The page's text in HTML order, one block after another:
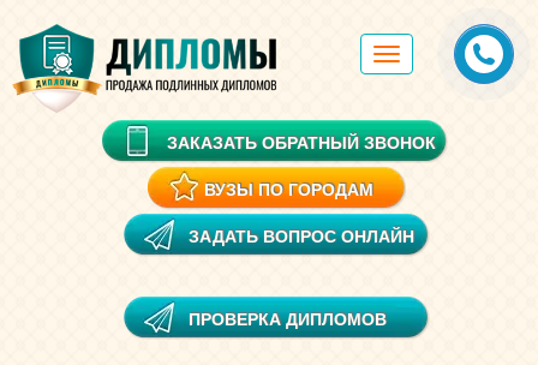
Toggle
navigation
ЗАКАЗАТЬ ОБРАТНЫЙ ЗВОНОК
ВУЗЫ ПО ГОРОДАМ
ЗАДАТЬ ВОПРОС ОНЛАЙН
ПРОВЕРКА ДИПЛОМОВ